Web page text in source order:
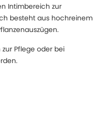
Intimbereich zur
besteht aus hochreinem
Pflege oder bei